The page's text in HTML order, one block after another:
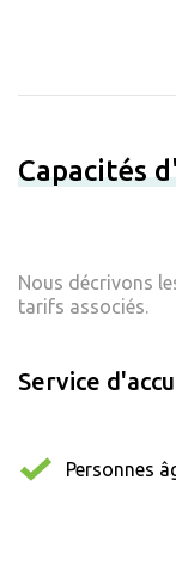
Capacités
Nous décrivons
tarifs associés.
Service
Personnes